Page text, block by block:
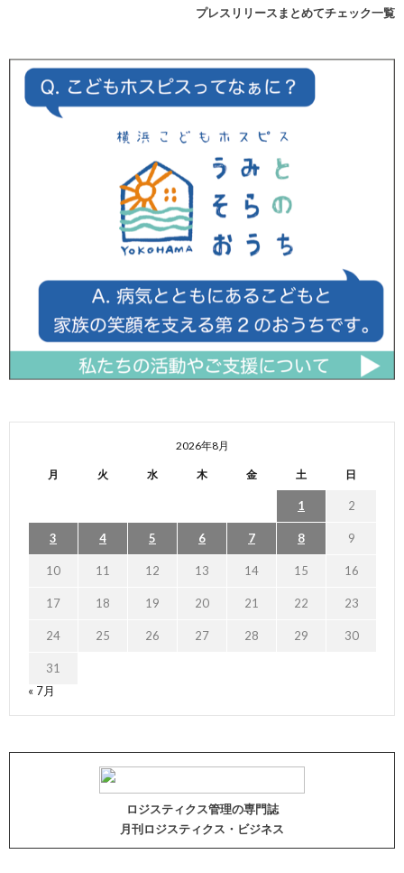
プレスリリースまとめてチェック一覧
2026年8月
月 火 水 木 金 土 日
1 2
3 4 5 6 7 8 9
10 11 12 13 14 15 16
17 18 19 20 21 22 23
24 25 26 27 28 29 30
31
« 7月
ロジスティクス管理の専門誌
月刊ロジスティクス・ビジネス